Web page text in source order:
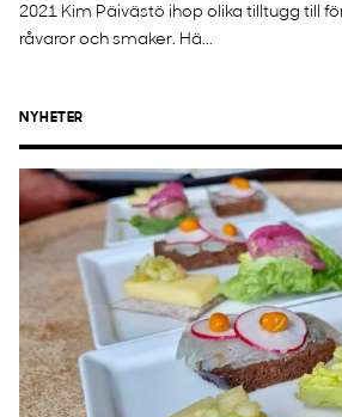
2021 Kim Päivästö ihop olika tilltugg till
råvaror och smaker. Hä...
NYHETER